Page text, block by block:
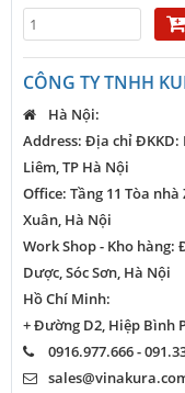
CÔNG TY TNHH
Hà Nội:
Address: Địa chỉ ĐKKD:
Liêm, TP Hà Nội
Office: Tầng 11 Tòa
Xuân, Hà Nội
Work Shop - Kho hàng:
Dược, Sóc Sơn, Hà Nội
Hồ Chí Minh:
+ Đường D2, Hiệp Bình
0916.977.666 -